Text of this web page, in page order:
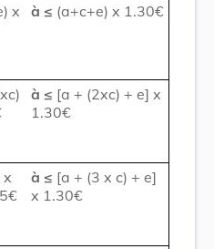
x
à ≤ (a+c+e) x 1.30€
à ≤ [a + (2xc) + e] x
1.30€
x
à ≤ [a + (3 x c) + e]
x 1.30€